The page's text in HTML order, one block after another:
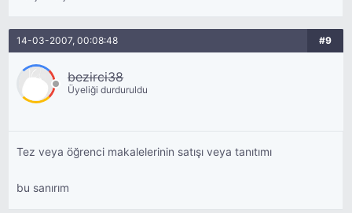
14-03-2007, 00:08:48 #9
bezirci38
Üyeliği durduruldu
Tez veya öğrenci makalelerinin satışı veya tanıtımı
bu sanırım